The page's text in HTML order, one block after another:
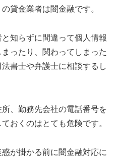
貸金業者は闇金融です。
知らずに間違って個人情報
ったり、関わってしまった
書士や弁護士に相談するし
、勤務先会社の電話番号を
おくのはとても危険です。
が掛かる前に闇金融対応に